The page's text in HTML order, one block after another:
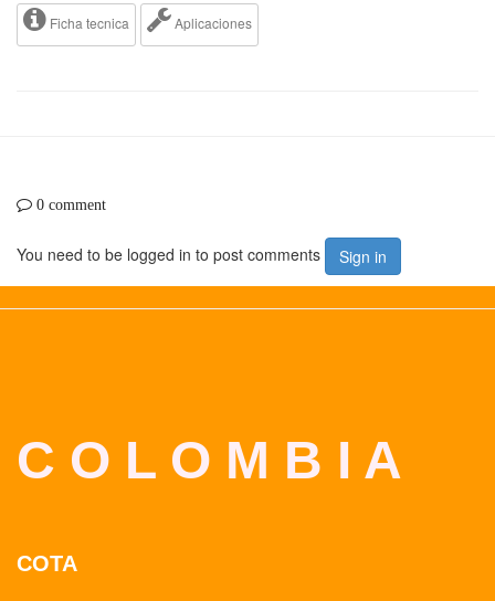
Ficha tecnica Aplicaciones
0 comment
You need to be logged in to post comments Sign in
C O L O M B I A
COTA